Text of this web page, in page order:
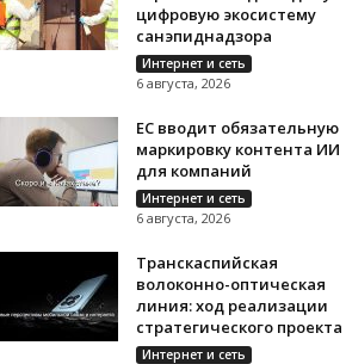
цифровую экосистему
санэпиднадзора
Интернет и сеть
6 августа, 2026
ЕС вводит обязательную
маркировку контента ИИ
для компаний
Интернет и сеть
6 августа, 2026
Транскаспийская
волоконно-оптическая
линия: ход реализации
стратегического проекта
Интернет и сеть